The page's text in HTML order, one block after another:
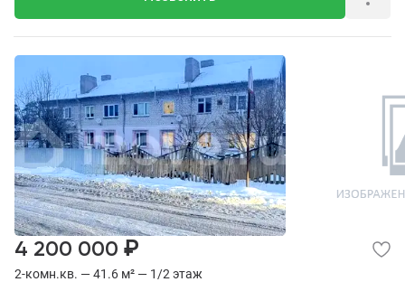
2-комн.кв. — 41.6 м² — 1/2 этаж
4 200 000 ₽